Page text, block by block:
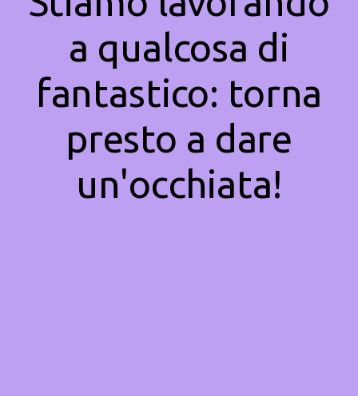
a qualcosa di
fantastico: torna
presto a dare
un'occhiata!